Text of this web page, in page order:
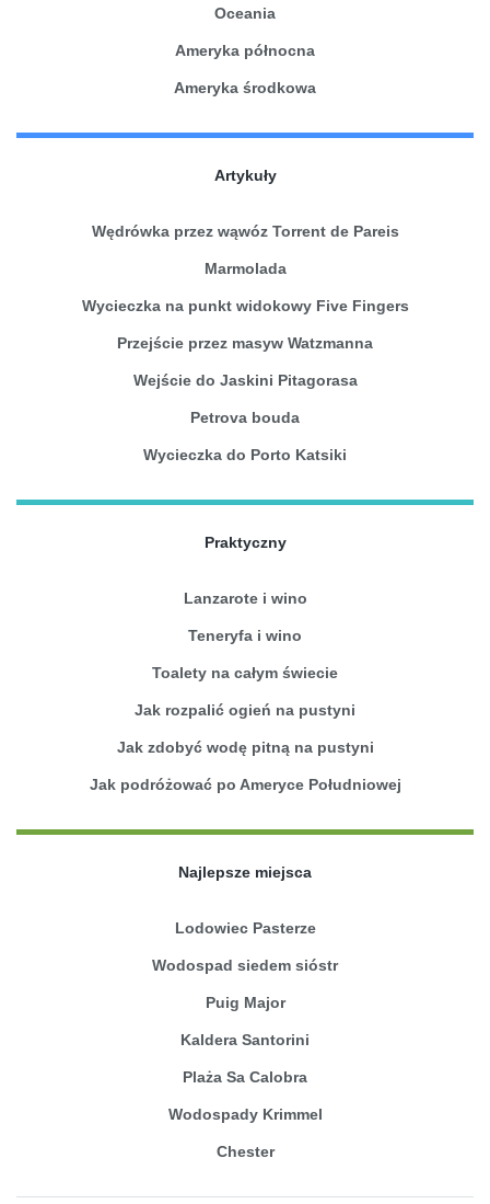
Oceania
Ameryka północna
Ameryka środkowa
Artykuły
Wędrówka przez wąwóz Torrent de Pareis
Marmolada
Wycieczka na punkt widokowy Five Fingers
Przejście przez masyw Watzmanna
Wejście do Jaskini Pitagorasa
Petrova bouda
Wycieczka do Porto Katsiki
Praktyczny
Lanzarote i wino
Teneryfa i wino
Toalety na całym świecie
Jak rozpalić ogień na pustyni
Jak zdobyć wodę pitną na pustyni
Jak podróżować po Ameryce Południowej
Najlepsze miejsca
Lodowiec Pasterze
Wodospad siedem sióstr
Puig Major
Kaldera Santorini
Plaża Sa Calobra
Wodospady Krimmel
Chester